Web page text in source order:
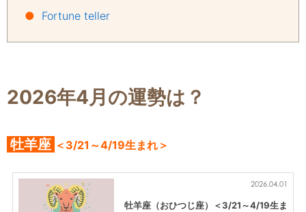
● Fortune teller
2026年4月の運勢は？
牡羊座 ＜3/21～4/19生まれ＞
2026.04.01
牡羊座（おひつじ座）＜3/21～4/19生ま